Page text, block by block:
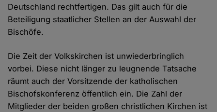
Deutschland rechtfertigen. Das gilt auch für die
Beteiligung staatlicher Stellen an der Auswahl der
Bischöfe.
Die Zeit der Volkskirchen ist unwiederbringlich
vorbei. Diese nicht länger zu leugnende Tatsache
räumt auch der Vorsitzende der katholischen
Bischofskonferenz öffentlich ein. Die Zahl der
Mitglieder der beiden großen christlichen Kirchen ist